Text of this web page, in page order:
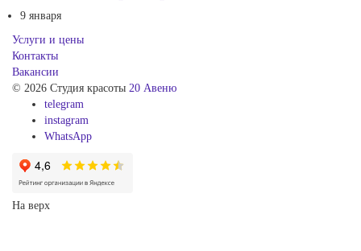
9 января
Услуги и цены
Контакты
Вакансии
© 2026 Студия красоты 20 Авеню
telegram
instagram
WhatsApp
На верх